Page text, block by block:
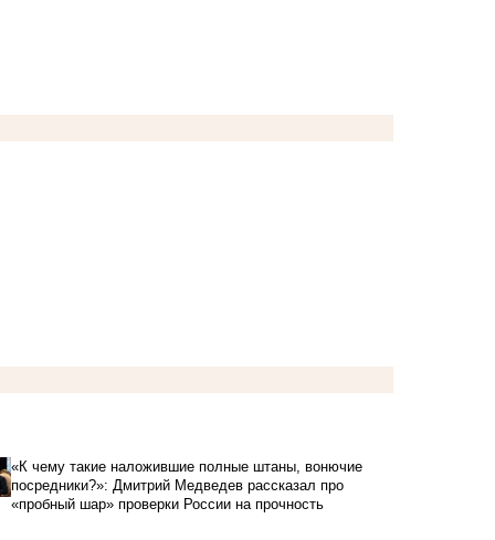
«К чему такие наложившие полные штаны, вонючие
посредники?»: Дмитрий Медведев рассказал про
«пробный шар» проверки России на прочность